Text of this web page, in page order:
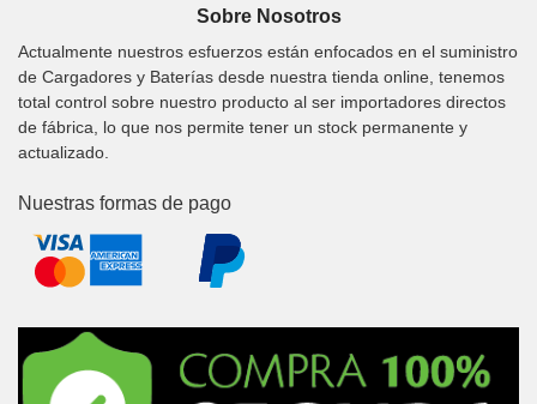
Sobre Nosotros
Actualmente nuestros esfuerzos están enfocados en el suministro
de Cargadores y Baterías desde nuestra tienda online, tenemos
total control sobre nuestro producto al ser importadores directos
de fábrica, lo que nos permite tener un stock permanente y
actualizado.
Nuestras formas de pago